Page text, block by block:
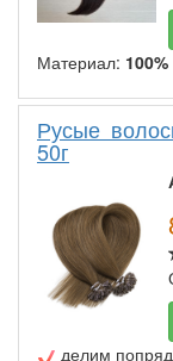
Материал:
Русые
50г
делим